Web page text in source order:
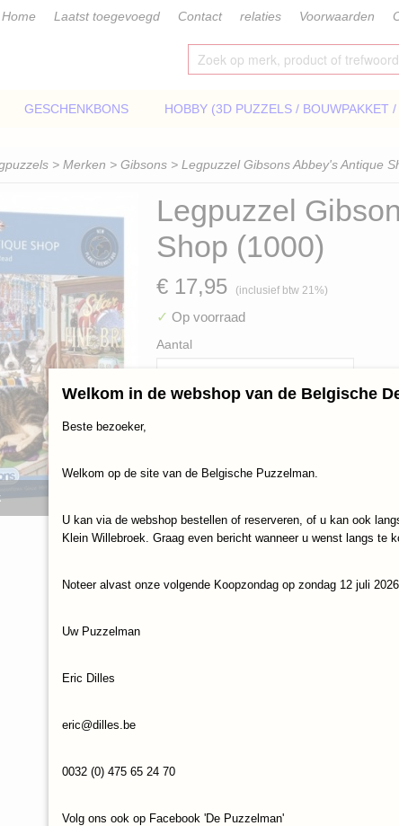
Home Laatst toegevoegd Contact relaties Voorwaarden
GESCHENKBONS HOBBY (3D PUZZELS / BOUWPAKKET
> Merken > Gibsons > Legpuzzel Gibsons Abbey's Antique
Legpuzzel
Shop (1000)
€ 17,95 (inclusief btw 21%)
✓ Op voorraad
Aantal
Productcode
EAN code
Reacties
Welkom in de webshop van de Belgische
Beste bezoeker,
Welkom op de site van de Belgische Puzzelman.
U kan via de webshop bestellen of reserveren, of u kan ook
Klein Willebroek. Graag even bericht wanneer u wenst langs te
Noteer alvast onze volgende Koopzondag op zondag 12 juli
Uw Puzzelman
Eric Dilles
eric@dilles.be
0032 (0) 475 65 24 70
Volg ons ook op Facebook 'De Puzzelman'